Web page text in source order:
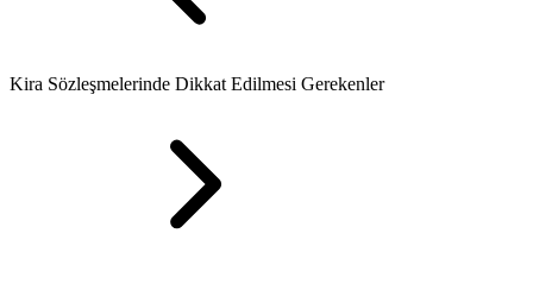
Kira Sözleşmelerinde Dikkat Edilmesi Gerekenler